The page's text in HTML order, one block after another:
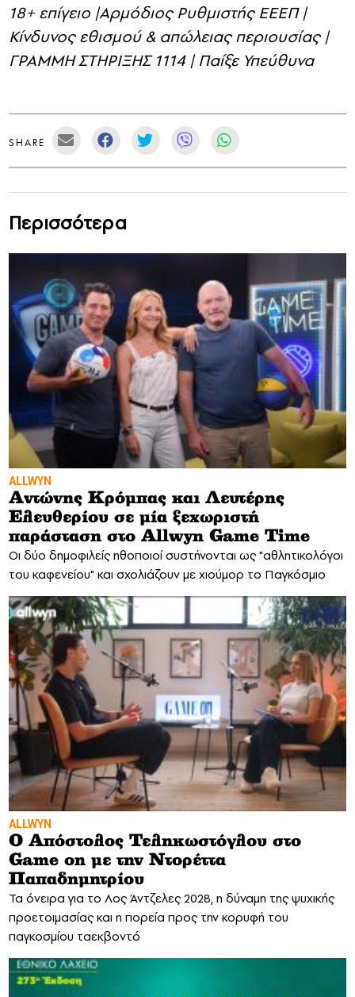
18+ επίγειο |Αρμόδιος Ρυθμιστής ΕΕΕΠ |
Κίνδυνος εθισμού & απώλειας περιουσίας |
ΓΡΑΜΜΗ ΣΤΗΡΙΞΗΣ 1114 | Παίξε Υπεύθυνα
SHARE
Περισσότερα
ALLWYN
Αντώνης Κρόμπας και Λευτέρης
Ελευθερίου σε μία ξεχωριστή
παράσταση στο Allwyn Game Time
Οι δύο δημοφιλείς ηθοποιοί συστήνονται ως "αθλητικολόγοι
του καφενείου" και σχολιάζουν με χιούμορ το Παγκόσμιο
ALLWYN
Ο Απόστολος Τεληκωστόγλου στο
Game on με την Ντορέττα
Παπαδημητρίου
Τα όνειρα για το Λος Άντζελες 2028, η δύναμη της ψυχικής
προετοιμασίας και η πορεία προς την κορυφή του
παγκοσμίου ταεκβοντό